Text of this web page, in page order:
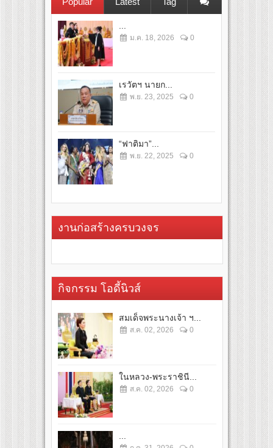
ม.ค. 18, 2026 0
เรวัตฯ นายก...
พ.ย. 23, 2025 0
“ฟาติมา”...
พ.ย. 22, 2025 0
งานก่อสร้างครบวงจร
กิจกรรม โอดี้นิวส์
สมเด็จพระนางเจ้า ฯ...
ส.ค. 02, 2026 0
ในหลวง-พระราชินี...
ส.ค. 02, 2026 0